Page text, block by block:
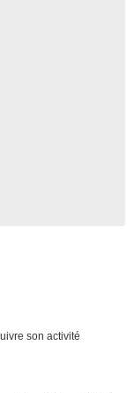
son activité